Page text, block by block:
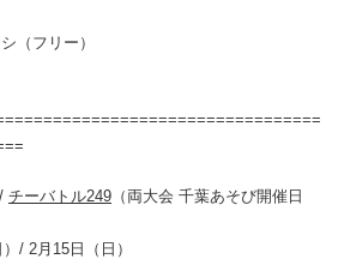
フリー）
/ チーバトル249 （両大会 千葉あそび開催日
/ 2月15日（日）